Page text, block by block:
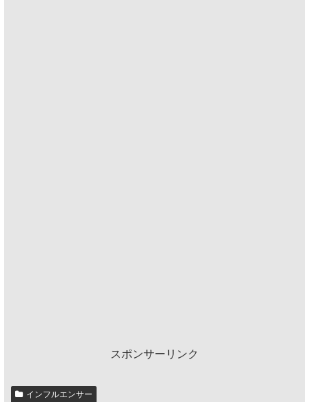
スポンサーリンク
インフルエンサー